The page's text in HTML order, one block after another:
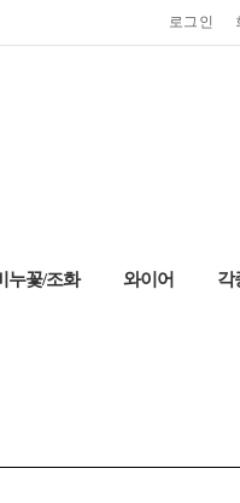
로그인
누꽃/조화 와이어 각